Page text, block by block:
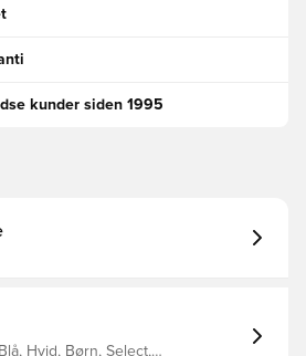
kunder siden 1995
Hvid, Børn, Select,